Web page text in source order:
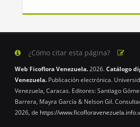
¿Cómo citar esta página?
Web Ficoflora Venezuela.2026.Catálogo
Venezuela. Publicación electrónica.
Venezuela, Caracas. Editores: Santiago
Barrera, Mayra García & Nelson Gil.
2026, de https://